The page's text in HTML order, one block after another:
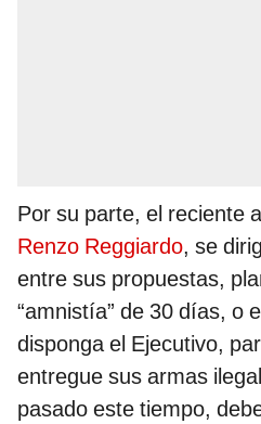
Por su parte, el reciente
Renzo Reggiardo, se
entre sus propuestas,
“amnistía” de 30 días, o
disponga el Ejecutivo,
entregue sus armas
pasado este tiempo,